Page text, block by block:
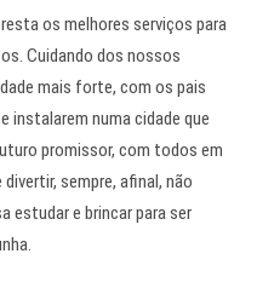
os melhores serviços para
Cuidando dos nossos
mais forte, com os pais
instalarem numa cidade que
promissor, com todos em
sempre, afinal, não
estudar e brincar para ser